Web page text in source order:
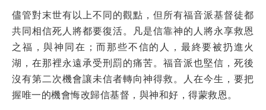
儘管對末世有以上不同的觀點，但所有福音派基督徒都
共同相信死人將都要復活。凡是信靠神的人將永享救恩
之福，與神同在；而那些不信的人，最終要被扔進火
湖，在那裡永遠承受刑罰的痛苦。福音派也堅信，死後
沒有第二次機會讓未信者轉向神得救。人在今生，要把
握唯一的機會悔改歸信基督，與神和好，得蒙救恩。